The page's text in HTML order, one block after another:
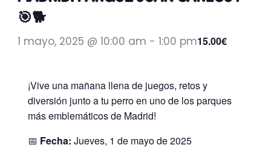
🎯🐕
1 mayo, 2025 @ 10:00 am -1:00 pm15.00€
¡Vive una mañana llena de juegos, retos y
diversión junto a tu perro en uno de los parques
más emblemáticos de Madrid!
📅 Fecha: Jueves, 1 de mayo de 2025